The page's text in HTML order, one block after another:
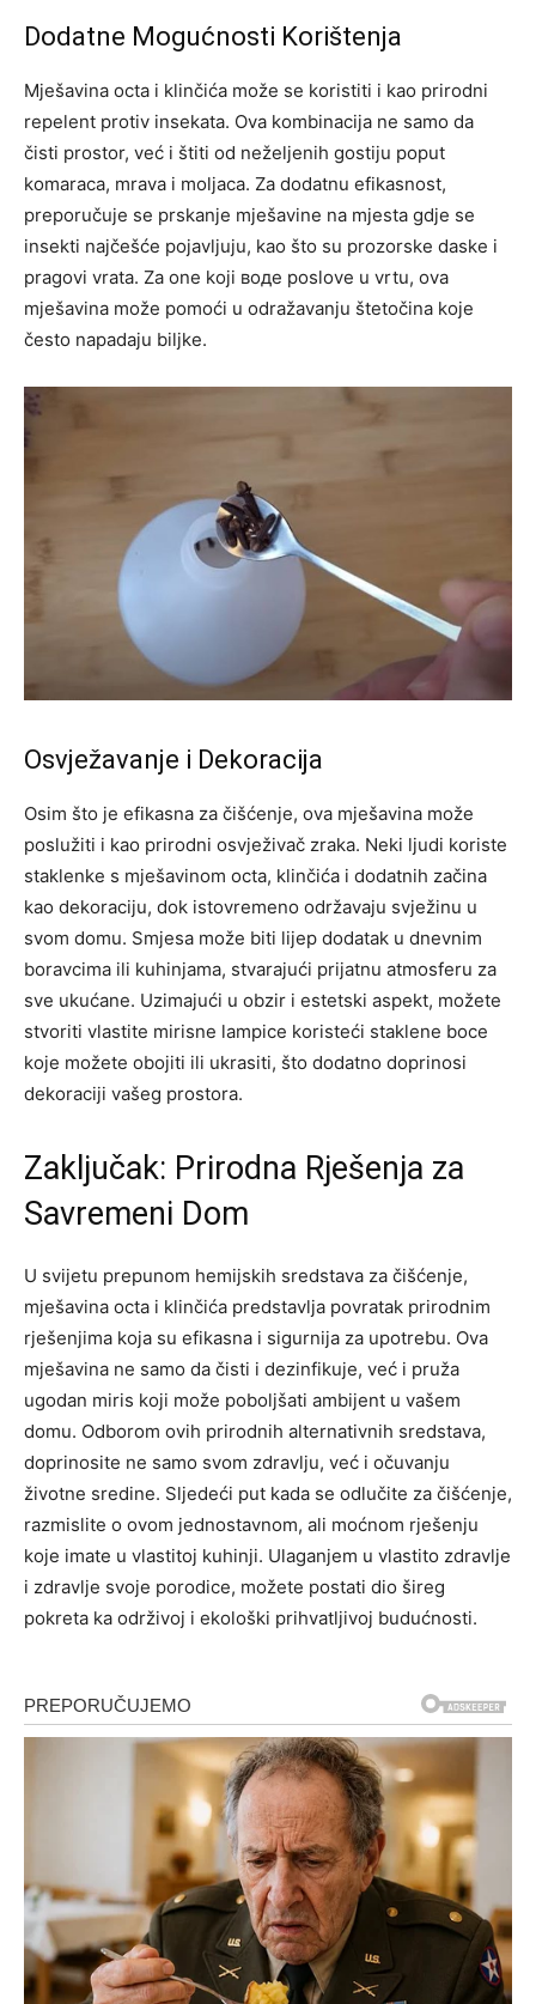
Dodatne Mogućnosti Korištenja
Mješavina octa i klinčića može se koristiti i kao prirodni
repelent protiv insekata. Ova kombinacija ne samo da
čisti prostor, već i štiti od neželjenih gostiju poput
komaraca, mrava i moljaca. Za dodatnu efikasnost,
preporučuje se prskanje mješavine na mjesta gdje se
insekti najčešće pojavljuju, kao što su prozorske daske i
pragovi vrata. Za one koji воде poslove u vrtu, ova
mješavina može pomoći u odražavanju štetočina koje
često napadaju biljke.
Osvježavanje i Dekoracija
Osim što je efikasna za čišćenje, ova mješavina može
poslužiti i kao prirodni osvježivač zraka. Neki ljudi koriste
staklenke s mješavinom octa, klinčića i dodatnih začina
kao dekoraciju, dok istovremeno održavaju svježinu u
svom domu. Smjesa može biti lijep dodatak u dnevnim
boravcima ili kuhinjama, stvarajući prijatnu atmosferu za
sve ukućane. Uzimajući u obzir i estetski aspekt, možete
stvoriti vlastite mirisne lampice koristeći staklene boce
koje možete obojiti ili ukrasiti, što dodatno doprinosi
dekoraciji vašeg prostora.
Zaključak: Prirodna Rješenja za
Savremeni Dom
U svijetu prepunom hemijskih sredstava za čišćenje,
mješavina octa i klinčića predstavlja povratak prirodnim
rješenjima koja su efikasna i sigurnija za upotrebu. Ova
mješavina ne samo da čisti i dezinfikuje, već i pruža
ugodan miris koji može poboljšati ambijent u vašem
domu. Odborom ovih prirodnih alternativnih sredstava,
doprinosite ne samo svom zdravlju, već i očuvanju
životne sredine. Sljedeći put kada se odlučite za čišćenje,
razmislite o ovom jednostavnom, ali moćnom rješenju
koje imate u vlastitoj kuhinji. Ulaganjem u vlastito zdravlje
i zdravlje svoje porodice, možete postati dio šireg
pokreta ka održivoj i ekološki prihvatljivoj budućnosti.